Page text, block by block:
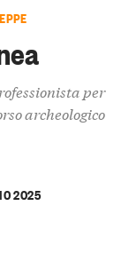
per
archeologico
2025